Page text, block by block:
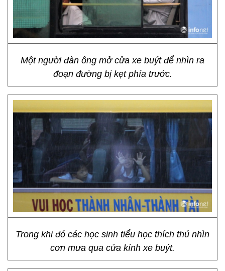
Một người đàn ông mở cửa xe buýt để nhìn ra
đoạn đường bị kẹt phía trước.
Trong khi đó các học sinh tiểu học thích thú nhìn
cơn mưa qua cửa kính xe buýt.